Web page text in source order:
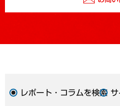
レポート・コラムを検索